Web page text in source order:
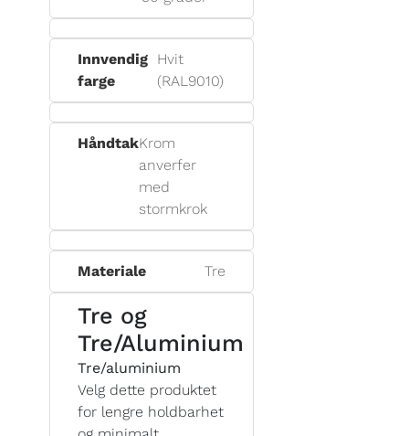
Innvendig
farge
Hvit
(RAL9010)
HåndtakKrom
anverfer
med
stormkrok
Materiale Tre
Tre og
Tre/Aluminium
Tre/aluminium
Velg dette produktet
for lengre holdbarhet